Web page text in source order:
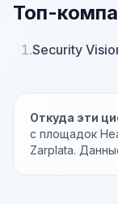
Топ-
1.Security
Откуда эти
с площадок
Zarplata.